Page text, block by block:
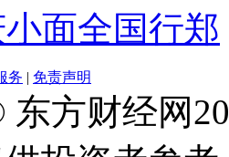
面全国行郑
务 | 免责声明
方财经网